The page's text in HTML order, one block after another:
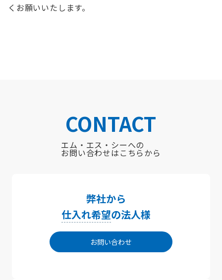
くお願いいたします。
CONTACT
エム・エス・シーへの
お問い合わせはこちらから
弊社から
仕入れ希望の法人様
お問い合わせ